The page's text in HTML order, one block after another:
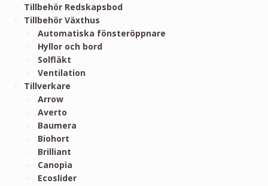
Tillbehör Redskapsbod
Tillbehör Växthus
Automatiska fönsteröppnare
Hyllor och bord
Solfläkt
Ventilation
Tillverkare
Arrow
Averto
Baumera
Biohort
Brilliant
Canopia
Ecoslider